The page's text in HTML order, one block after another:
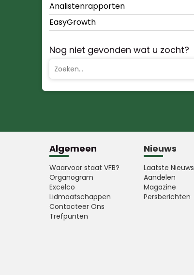
Analistenrapporten
EasyGrowth
Nog niet gevonden wat u zocht?
Algemeen
Waarvoor staat VFB?
Organogram
Excelco
Lidmaatschappen
Contacteer Ons
Trefpunten
Nieuws
Laatste Nieuws
Aandelen
Magazine
Persberichten